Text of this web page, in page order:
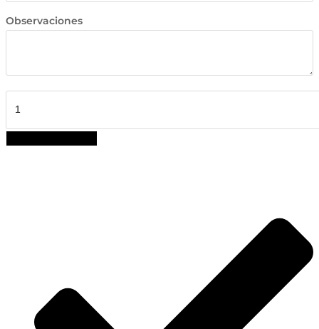
Observaciones
Personalizadas
Modelo